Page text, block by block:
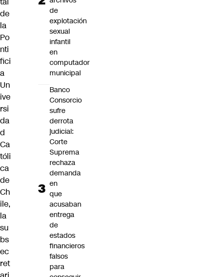
de
la
Po
nti
fici
a
Un
ive
rsi
da
d
Ca
tóli
ca
de
Ch
ile,
la
su
bs
ec
ret
de
explotación
sexual
infantil
en
computador
municipal
Banco
Consorcio
sufre
derrota
judicial:
Corte
Suprema
rechaza
demanda
en
que
acusaban
entrega
de
estados
financieros
falsos
para